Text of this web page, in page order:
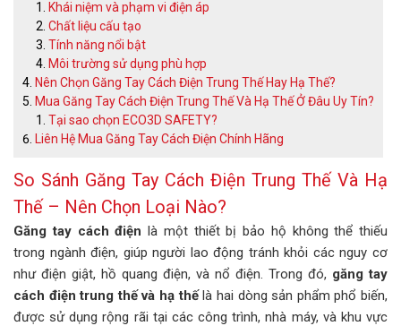
Khái niệm và phạm vi điện áp
Chất liệu cấu tạo
Tính năng nổi bật
Môi trường sử dụng phù hợp
Nên Chọn Găng Tay Cách Điện Trung Thế Hay Hạ Thế?
Mua Găng Tay Cách Điện Trung Thế Và Hạ Thế Ở Đâu Uy Tín?
Tại sao chọn ECO3D SAFETY?
Liên Hệ Mua Găng Tay Cách Điện Chính Hãng
So Sánh Găng Tay Cách Điện Trung Thế Và Hạ
Thế – Nên Chọn Loại Nào?
Găng tay cách điện là một thiết bị bảo hộ không thể thiếu
trong ngành điện, giúp người lao động tránh khỏi các nguy cơ
như điện giật, hồ quang điện, và nổ điện. Trong đó, găng tay
cách điện trung thế và hạ thếlà hai dòng sản phẩm phổ biến,
được sử dụng rộng rãi tại các công trình, nhà máy, và khu vực